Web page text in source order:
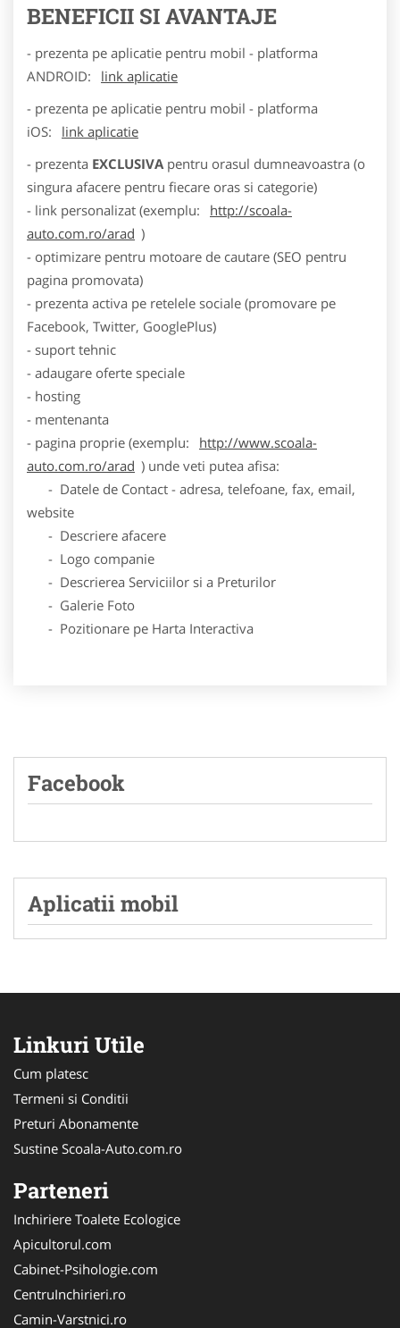
BENEFICII SI AVANTAJE
- prezenta pe aplicatie pentru mobil - platforma
ANDROID:
link aplicatie
- prezenta pe aplicatie pentru mobil - platforma
iOS:
link aplicatie
- prezenta EXCLUSIVA pentru orasul dumneavoastra (o
singura afacere pentru fiecare oras si categorie)
- link personalizat (exemplu:
http://scoala-
auto.com.ro/arad )
- optimizare pentru motoare de cautare (SEO pentru
pagina promovata)
- prezenta activa pe retelele sociale (promovare pe
Facebook, Twitter, GooglePlus)
- suport tehnic
- adaugare oferte speciale
- hosting
- mentenanta
- pagina proprie (exemplu:
http://www.scoala-
auto.com.ro/arad ) unde veti putea afisa:
- Datele de Contact - adresa, telefoane, fax, email,
website
- Descriere afacere
- Logo companie
- Descrierea Serviciilor si a Preturilor
- Galerie Foto
- Pozitionare pe Harta Interactiva
Facebook
Aplicatii mobil
Linkuri Utile
Cum platesc
Termeni si Conditii
Preturi Abonamente
Sustine Scoala-Auto.com.ro
Parteneri
Inchiriere Toalete Ecologice
Apicultorul.com
Cabinet-Psihologie.com
CentruInchirieri.ro
Camin-Varstnici.ro